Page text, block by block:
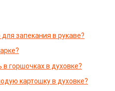
запекания в рукаве?
в горшочках в духовке?
картошку в духовке?